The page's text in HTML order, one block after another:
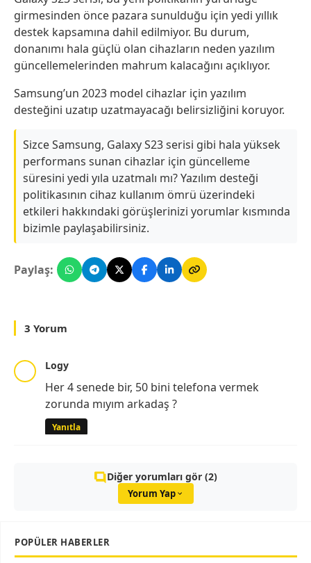
girmesinden önce pazara sunulduğu için yedi yıllık
destek kapsamına dahil edilmiyor. Bu durum,
donanımı hala güçlü olan cihazların neden yazılım
güncellemelerinden mahrum kalacağını açıklıyor.
Samsung’un 2023 model cihazlar için yazılım
desteğini uzatıp uzatmayacağı belirsizliğini koruyor.
Sizce Samsung, Galaxy S23 serisi gibi hala yüksek
performans sunan cihazlar için güncelleme
süresini yedi yıla uzatmalı mı? Yazılım desteği
politikasının cihaz kullanım ömrü üzerindeki
etkileri hakkındaki görüşlerinizi yorumlar kısmında
bizimle paylaşabilirsiniz.
Paylaş:
3 Yorum
Logy
Her 4 senede bir, 50 bini telefona vermek
zorunda mıyım arkadaş ?
Yanıtla
Diğer yorumları gör (2)
Yorum Yap
POPÜLER HABERLER